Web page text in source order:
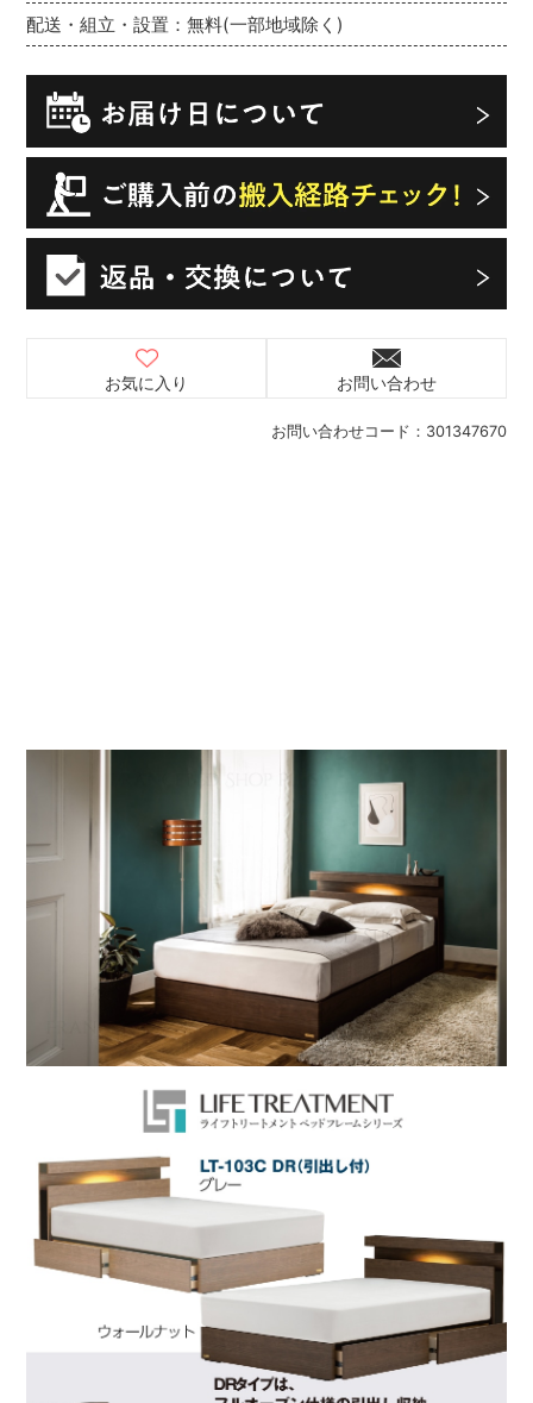
お問い合わせコード： 301347670
配送・組立・設置：無料(一部地域除く)
お気に入り お問い合わせ